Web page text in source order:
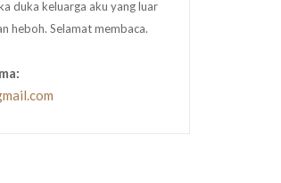
duka keluarga aku yang luar
heboh. Selamat membaca.